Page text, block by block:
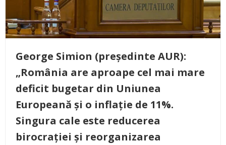
George Simion (președinte AUR):
„România are aproape cel mai mare
deficit bugetar din Uniunea
Europeană și o inflație de 11%.
Singura cale este reducerea
birocrației și reorganizarea